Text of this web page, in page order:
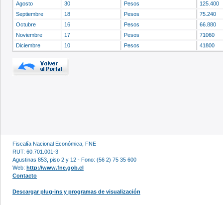
Agosto
30 Pesos
125.400
Septiembre
18 Pesos
75.240
Octubre
16 Pesos
66.880
Noviembre
17 Pesos
71060
Diciembre
10 Pesos 41800
Fiscalía Nacional Económica, FNE
RUT: 60.701.001-3
Agustinas 853, piso 2 y 12 - Fono: (56 2) 75 35 600
Web: http://www.fne.gob.cl
Contacto
Descargar plug-ins y programas de visualización